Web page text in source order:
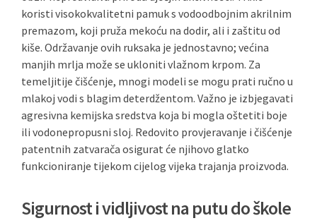
koristi visokokvalitetni pamuk s vodoodbojnim akrilnim
premazom, koji pruža mekoću na dodir, ali i zaštitu od
kiše. Održavanje ovih ruksaka je jednostavno; većina
manjih mrlja može se ukloniti vlažnom krpom. Za
temeljitije čišćenje, mnogi modeli se mogu prati ručno u
mlakoj vodi s blagim deterdžentom. Važno je izbjegavati
agresivna kemijska sredstva koja bi mogla oštetiti boje
ili vodonepropusni sloj. Redovito provjeravanje i čišćenje
patentnih zatvarača osigurat će njihovo glatko
funkcioniranje tijekom cijelog vijeka trajanja proizvoda.
Sigurnost i vidljivost na putu do škole